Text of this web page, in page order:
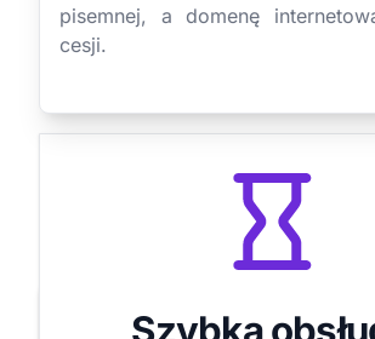
pisemnej, a domenę
cesji.